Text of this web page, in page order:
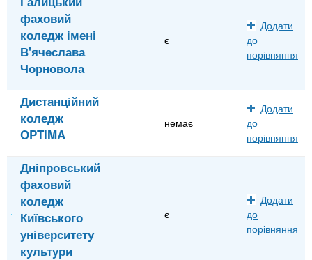
фаховий
коледж імені
В'ячеслава
Чорновола
є
Додати
до
порівняння
Дистанційний
коледж
OPTIMA
немає
Додати
до
порівняння
Дніпровський
фаховий
коледж
Київського
університету
культури
є
Додати
до
порівняння